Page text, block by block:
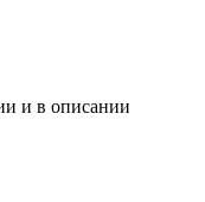
и в описании